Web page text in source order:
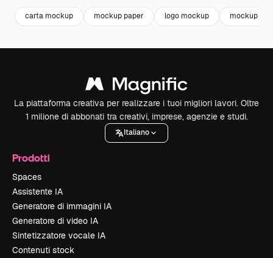
carta mockup mockup paper logo mockup mockup
La piattaforma creativa per realizzare i tuoi migliori lavori. Oltre
1 milione di abbonati tra creativi, imprese, agenzie e studi.
Italiano
Prodotti
Spaces
Assistente IA
Generatore di immagini IA
Generatore di video IA
Sintetizzatore vocale IA
Contenuti stock